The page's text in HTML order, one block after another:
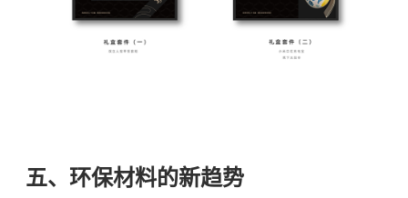
五、环保材料的新趋势